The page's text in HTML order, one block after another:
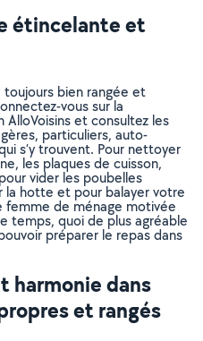
étincelante et
bien rangée et
vous sur la
et consultez les
particuliers, auto-
s’y trouvent. Pour nettoyer
les plaques de cuisson,
vider les poubelles
la hotte et pour balayer votre
femme de ménage motivée
temps, quoi de plus agréable
préparer le repas dans
harmonie dans
et rangés